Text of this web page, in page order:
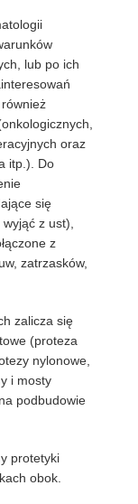
lub po ich
oraz
itp.). Do
się
z ust),
z
zatrzasków,
zalicza się
(proteza
nylonowe,
i mosty
podbudowie
protetyki
obok.